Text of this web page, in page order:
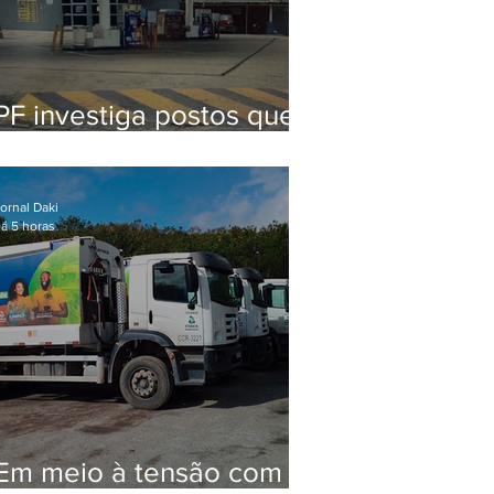
investiga postos que
de secretário
em 2020
meio à tensão com
Daki
5 horas